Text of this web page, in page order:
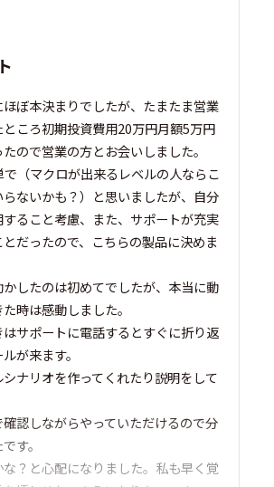
ぼ本決まりでしたが、たまたま営業
ころ初期投資費用20万円月額5万円
ので営業の方とお会いしました。
（マクロが出来るレベルの人ならこ
ないかも？）と思いましたが、自分
ること考慮、また、サポートが充実
だったので、こちらの製品に決めま
したのは初めてでしたが、本当に動
時は感動しました。
サポートに電話するとすぐに折り返
が来ます。
ナリオを作ってくれたり説明をして
認しながらやっていただけるので分
す。
？と心配になりました。私も早く覚